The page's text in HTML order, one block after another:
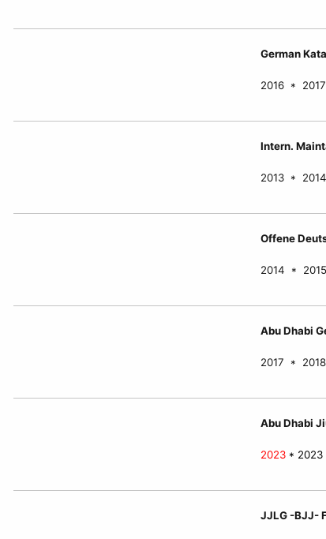
German
2016 * 2017
Intern.
2013 *
Offene
2014 *
Abu Dhabi
2017 *
Abu Dhabi
2023 * 2023
JJLG -BJJ-